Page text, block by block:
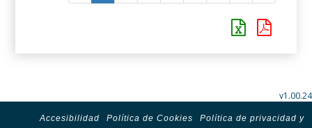
v1.00.24
Accesibilidad Política de Cookies
Política de privacidad y